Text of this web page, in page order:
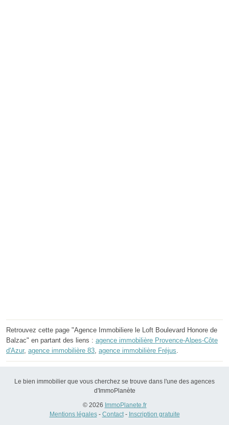
Retrouvez cette page "Agence Immobiliere le Loft Boulevard Honore de
Balzac" en partant des liens : agence immobilière Provence-Alpes-Côte
d'Azur, agence immobilière 83, agence immobilière Fréjus.
Le bien immobilier que vous cherchez se trouve dans l'une des agences
d'ImmoPlanète
© 2026 ImmoPlanete.fr
Mentions légales- Contact- Inscription gratuite